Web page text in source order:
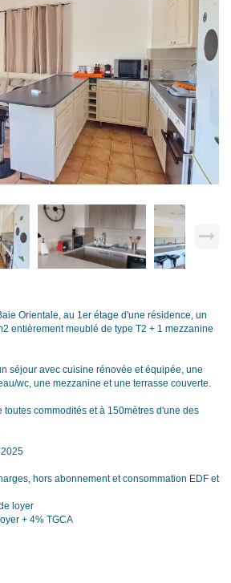
Orientale, au 1er étage d'une résidence, un
entièrement meublé de type T2 + 1 mezzanine
séjour avec cuisine rénovée et équipée, une
wc, une mezzanine et une terrasse couverte.
toutes commodités et à 150mètres d'une des
hors abonnement et consommation EDF et
loyer
+ 4% TGCA